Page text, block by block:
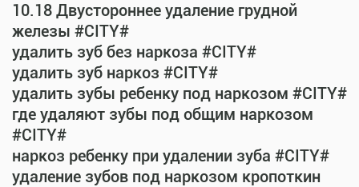
10.18 Двустороннее удаление грудной
железы #CITY#
удалить зуб без наркоза #CITY#
удалить зуб наркоз #CITY#
удалить зубы ребенку под наркозом #CITY#
где удаляют зубы под общим наркозом
#CITY#
наркоз ребенку при удалении зуба #CITY#
удаление зубов под наркозом кропоткин